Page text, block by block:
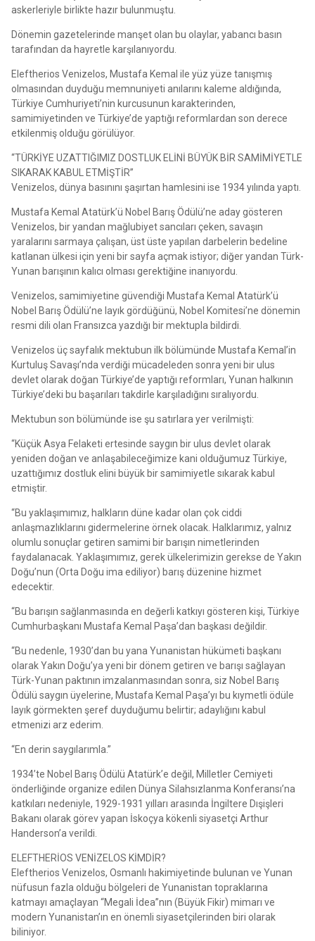
askerleriyle birlikte hazır bulunmuştu.
Dönemin gazetelerinde manşet olan bu olaylar, yabancı basın
tarafından da hayretle karşılanıyordu.
Eleftherios Venizelos, Mustafa Kemal ile yüz yüze tanışmış
olmasından duyduğu memnuniyeti anılarını kaleme aldığında,
Türkiye Cumhuriyeti’nin kurcusunun karakterinden,
samimiyetinden ve Türkiye’de yaptığı reformlardan son derece
etkilenmiş olduğu görülüyor.
“TÜRKİYE UZATTIĞIMIZ DOSTLUK ELİNİ BÜYÜK BİR SAMİMİYETLE
SIKARAK KABUL ETMİŞTİR”
Venizelos, dünya basınını şaşırtan hamlesini ise 1934 yılında yaptı.
Mustafa Kemal Atatürk’ü Nobel Barış Ödülü’ne aday gösteren
Venizelos, bir yandan mağlubiyet sancıları çeken, savaşın
yaralarını sarmaya çalışan, üst üste yapılan darbelerin bedeline
katlanan ülkesi için yeni bir sayfa açmak istiyor; diğer yandan Türk-
Yunan barışının kalıcı olması gerektiğine inanıyordu.
Venizelos, samimiyetine güvendiği Mustafa Kemal Atatürk’ü
Nobel Barış Ödülü’ne layık gördüğünü, Nobel Komitesi’ne dönemin
resmi dili olan Fransızca yazdığı bir mektupla bildirdi.
Venizelos üç sayfalık mektubun ilk bölümünde Mustafa Kemal’in
Kurtuluş Savaşı’nda verdiği mücadeleden sonra yeni bir ulus
devlet olarak doğan Türkiye’de yaptığı reformları, Yunan halkının
Türkiye’deki bu başarıları takdirle karşıladığını sıralıyordu.
Mektubun son bölümünde ise şu satırlara yer verilmişti:
“Küçük Asya Felaketi ertesinde saygın bir ulus devlet olarak
yeniden doğan ve anlaşabileceğimize kani olduğumuz Türkiye,
uzattığımız dostluk elini büyük bir samimiyetle sıkarak kabul
etmiştir.
“Bu yaklaşımımız, halkların düne kadar olan çok ciddi
anlaşmazlıklarını gidermelerine örnek olacak. Halklarımız, yalnız
olumlu sonuçlar getiren samimi bir barışın nimetlerinden
faydalanacak. Yaklaşımımız, gerek ülkelerimizin gerekse de Yakın
Doğu’nun (Orta Doğu ima ediliyor) barış düzenine hizmet
edecektir.
“Bu barışın sağlanmasında en değerli katkıyı gösteren kişi, Türkiye
Cumhurbaşkanı Mustafa Kemal Paşa’dan başkası değildir.
“Bu nedenle, 1930’dan bu yana Yunanistan hükümeti başkanı
olarak Yakın Doğu’ya yeni bir dönem getiren ve barışı sağlayan
Türk-Yunan paktının imzalanmasından sonra, siz Nobel Barış
Ödülü saygın üyelerine, Mustafa Kemal Paşa’yı bu kıymetli ödüle
layık görmekten şeref duyduğumu belirtir; adaylığını kabul
etmenizi arz ederim.
“En derin saygılarımla.”
1934’te Nobel Barış Ödülü Atatürk’e değil, Milletler Cemiyeti
önderliğinde organize edilen Dünya Silahsızlanma Konferansı’na
katkıları nedeniyle, 1929-1931 yılları arasında İngiltere Dışişleri
Bakanı olarak görev yapan İskoçya kökenli siyasetçi Arthur
Handerson’a verildi.
ELEFTHERİOS VENİZELOS KİMDİR?
Eleftherios Venizelos, Osmanlı hakimiyetinde bulunan ve Yunan
nüfusun fazla olduğu bölgeleri de Yunanistan topraklarına
katmayı amaçlayan “Megali İdea”nın (Büyük Fikir) mimarı ve
modern Yunanistan’ın en önemli siyasetçilerinden biri olarak
biliniyor.